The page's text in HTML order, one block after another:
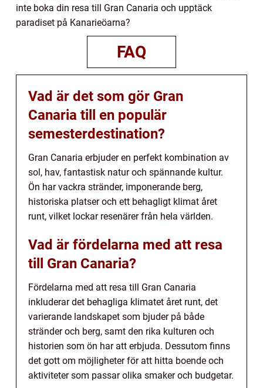
inte boka din resa till Gran Canaria och upptäck
paradiset på Kanarieöarna?
FAQ
Vad är det som gör Gran
Canaria till en populär
semesterdestination?
Gran Canaria erbjuder en perfekt kombination av
sol, hav, fantastisk natur och spännande kultur.
Ön har vackra stränder, imponerande berg,
historiska platser och ett behagligt klimat året
runt, vilket lockar resenärer från hela världen.
Vad är fördelarna med att resa
till Gran Canaria?
Fördelarna med att resa till Gran Canaria
inkluderar det behagliga klimatet året runt, det
varierande landskapet som bjuder på både
stränder och berg, samt den rika kulturen och
historien som ön har att erbjuda. Dessutom finns
det gott om möjligheter för att hitta boende och
aktiviteter som passar olika smaker och budgetar.